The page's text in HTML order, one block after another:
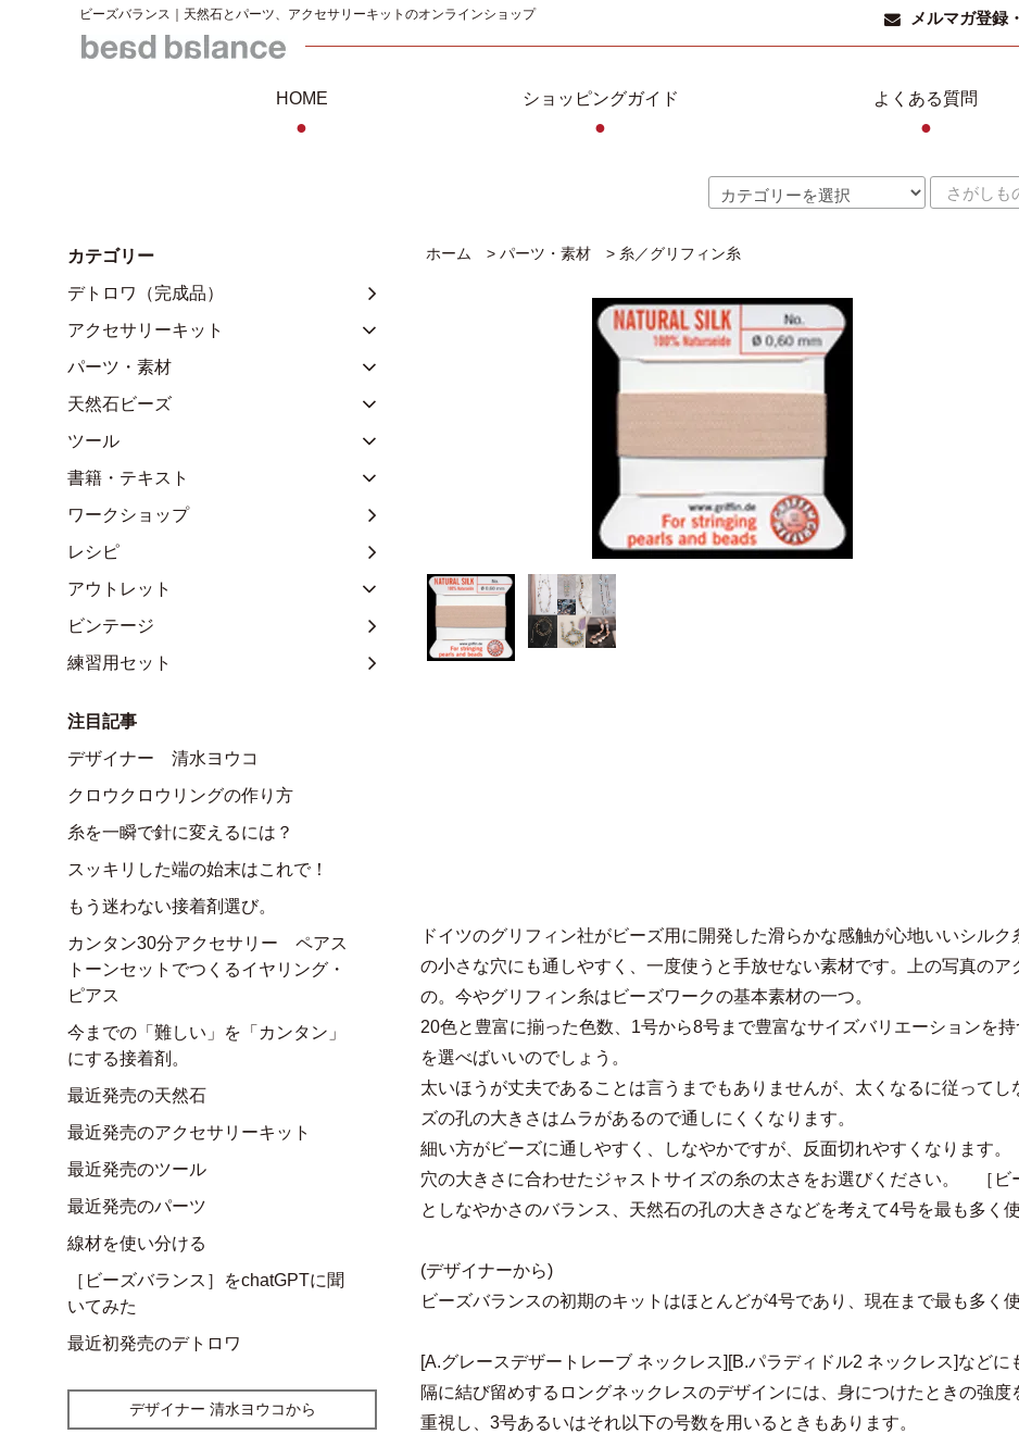
ビーズバランス｜天然石とパーツ、アクセサリーキットのオンラインショップ メルマガ登録
HOME
●
ショッピングガイド
●
よくある質問
●
ホーム > パーツ・素材 > 糸／グリフィン糸
ドイツのグリフィン社がビーズ用に開発した滑らかな感触が心地いいシル
の小さな穴にも通しやすく、一度使うと手放せない素材です。上の写真の
の。今やグリフィン糸はビーズワークの基本素材の一つ。
20色と豊富に揃った色数、1号から8号まで豊富なサイズバリエーションを
を選べばいいのでしょう。
太いほうが丈夫であることは言うまでもありませんが、太くなるに従って
ズの孔の大きさはムラがあるので通しにくくなります。
細い方がビーズに通しやすく、しなやかですが、反面切れやすくなります。
穴の大きさに合わせたジャストサイズの糸の太さをお選びください。 ［ビ
としなやかさのバランス、天然石の孔の大きさなどを考えて4号を最も多く
(デザイナーから)
ビーズバランスの初期のキットはほとんどが4号であり、現在まで最も多く
[A.グレースデザートレーブ ネックレス][B.パラディドル2 ネックレス]など
隔に結び留めするロングネックレスのデザインには、身につけたときの強
重視し、3号あるいはそれ以下の号数を用いるときもあります。
カテゴリー
デトロワ（完成品）
アクセサリーキット
パーツ・素材
天然石ビーズ
ツール
書籍・テキスト
ワークショップ
レシピ
アウトレット
ビンテージ
練習用セット
注目記事
デザイナー 清水ヨウコ
クロウクロウリングの作り方
糸を一瞬で針に変えるには？
スッキリした端の始末はこれで！
もう迷わない接着剤選び。
カンタン30分アクセサリー ペアス
トーンセットでつくるイヤリング・
ピアス
今までの「難しい」を「カンタン」
にする接着剤。
最近発売の天然石
最近発売のアクセサリーキット
最近発売のツール
最近発売のパーツ
線材を使い分ける
［ビーズバランス］をchatGPTに聞
いてみた
最近初発売のデトロワ
デザイナー 清水ヨウコから